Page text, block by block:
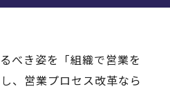
べき姿を「組織で営業を
、営業プロセス改革なら